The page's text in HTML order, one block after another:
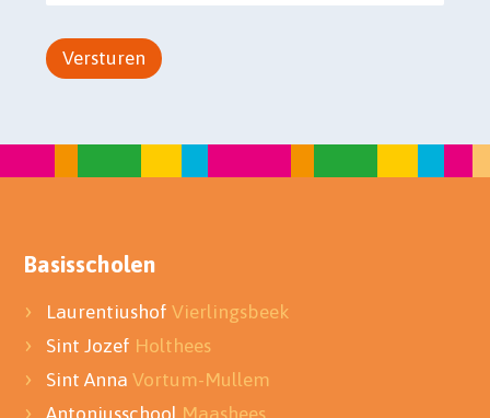
Basisscholen
LaurentiushofVierlingsbeek
Sint Jozef Holthees
Sint AnnaVortum-Mullem
Antoniusschool Maashees